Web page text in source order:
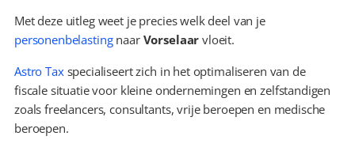
Met deze uitleg weet je precies welk deel van je
personenbelasting naar Vorselaar vloeit.
Astro Tax specialiseert zich in het optimaliseren van de
fiscale situatie voor kleine ondernemingen en zelfstandigen
zoals freelancers, consultants, vrije beroepen en medische
beroepen.